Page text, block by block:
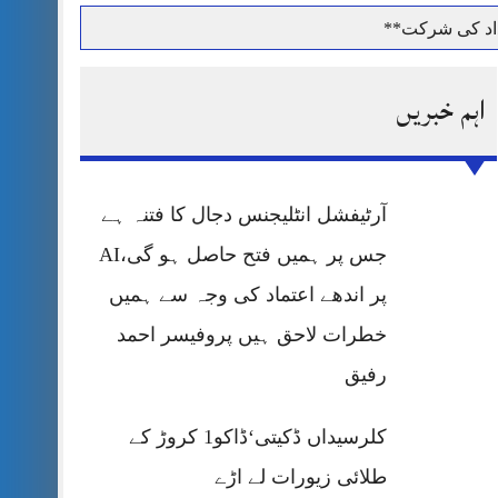
کی شرکت**
پر قربان
پریس کانفرنس
اہم خبریں
آرٹیفشل انٹلیجنس دجال کا فتنہ ہے
جس پر ہمیں فتح حاصل ہو گی،AI
پر اندھے اعتماد کی وجہ سے ہمیں
خطرات لاحق ہیں پروفیسر احمد
رفیق
کلرسیداں ڈکیتی‘ڈاکو1 کروڑ کے
طلائی زیورات لے اڑے